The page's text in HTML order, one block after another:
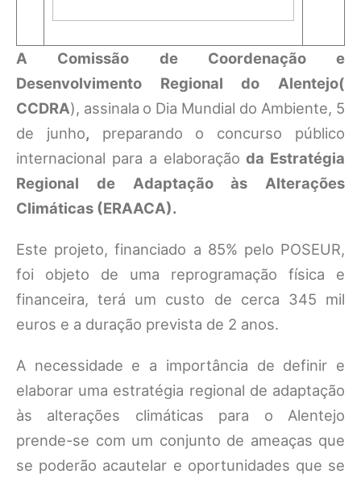
A Comissão de Coordenação e
Desenvolvimento Regional do Alentejo(
CCDRA), assinala o Dia Mundial do Ambiente, 5
de junho, preparando o concurso público
internacional para a elaboração da Estratégia
Regional de Adaptação às Alterações
Climáticas (ERAACA).
Este projeto, financiado a 85% pelo POSEUR,
foi objeto de uma reprogramação física e
financeira, terá um custo de cerca 345 mil
euros e a duração prevista de 2 anos.
A necessidade e a importância de definir e
elaborar uma estratégia regional de adaptação
às alterações climáticas para o Alentejo
prende-se com um conjunto de ameaças que
se poderão acautelar e oportunidades que se